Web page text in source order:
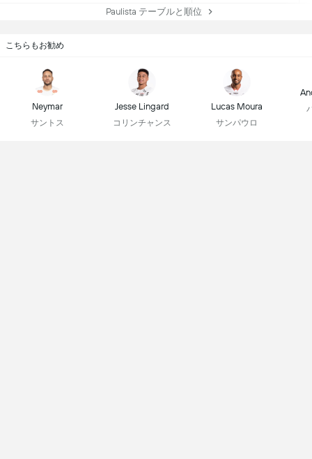
Paulista テーブルと順位
こちらもお勧め
Neymar
サントス
Jesse Lingard
コリンチャンス
Lucas Moura
サンパウロ